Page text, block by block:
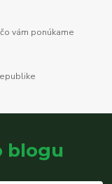
vám ponúkame
blogu